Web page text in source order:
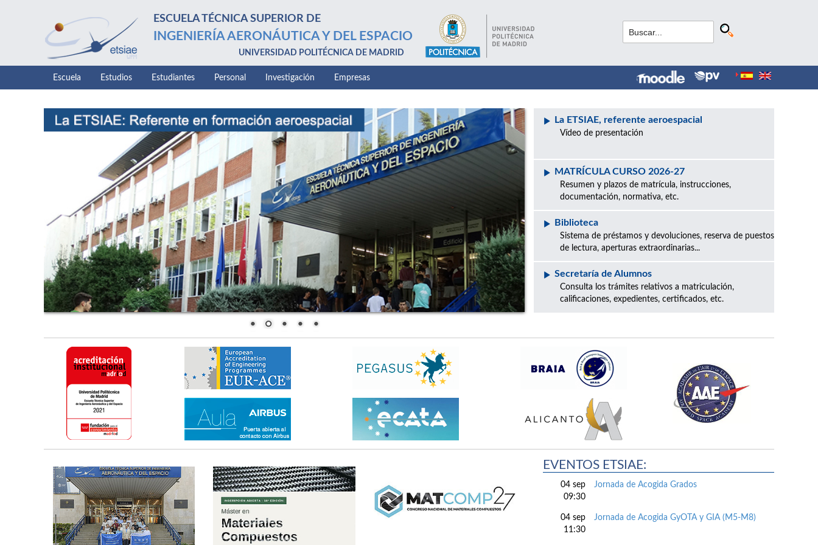
ESCUELA TÉCNICA SUPERIOR DE
INGENIERÍA AERONÁUTICA Y DEL ESPACIO
UNIVERSIDAD POLITÉCNICA DE MADRID
Escuela Estudios Estudiantes Personal Investigación Empresas
La ETSIAE, referente aeroespacial
Vídeo de presentación
MATRÍCULA CURSO 2026-27
Resumen y plazos de matrícula, instrucciones,
documentación, normativa, etc.
Biblioteca
Sistema de préstamos y devoluciones, reserva de puestos
de lectura, aperturas extraordinarias...
Secretaría de Alumnos
Consulta los trámites relativos a matriculación,
calificaciones, expedientes, certificados, etc.
EVENTOS ETSIAE:
04 sep
09:30
Jornada de Acogida Grados
04 sep
11:30
Jornada de Acogida GyOTA y GIA (M5-M8)